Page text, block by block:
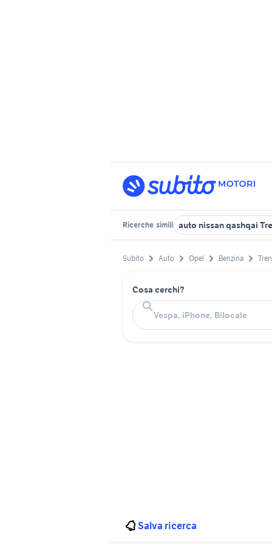
Ricerche simili auto nissan qashqai
Subito Auto Opel Benzina
Cosa cerchi?
Salva ricerca